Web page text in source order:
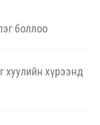
боллоо
хуулийн хүрээнд